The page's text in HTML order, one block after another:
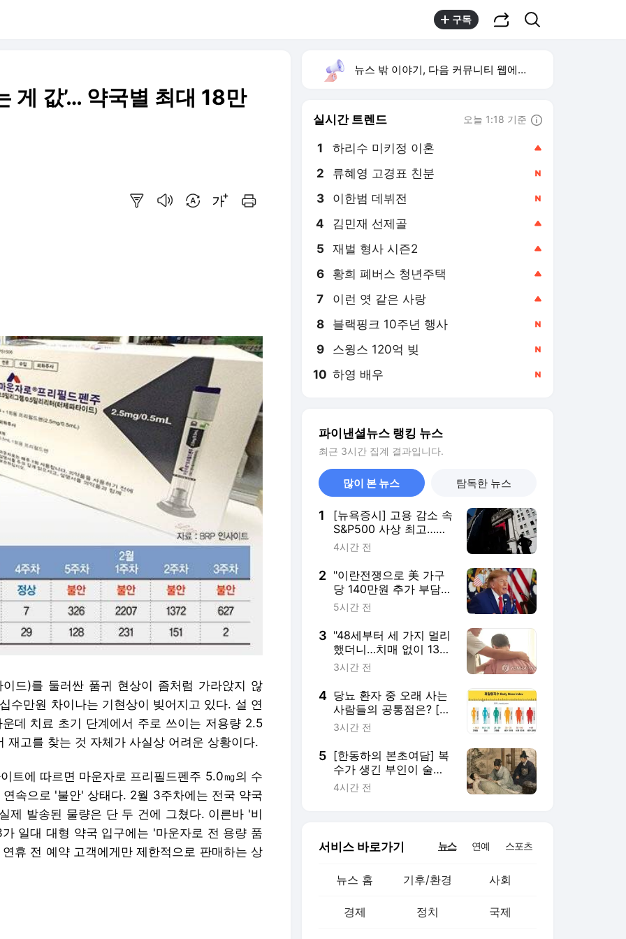
구독
게 값’… 약국별 최대 18만
드)를 둘러싼 품귀 현상이 좀처럼 가라앉지 않
수만원 차이나는 기현상이 빚어지고 있다. 설 연
데 치료 초기 단계에서 주로 쓰이는 저용량 2.5
재고를 찾는 것 자체가 사실상 어려운 상황이다.
트에 따르면 마운자로 프리필드펜주 5.0㎎의 수
속으로 '불안' 상태다. 2월 3주차에는 전국 약국
제 발송된 물량은 단 두 건에 그쳤다. 이른바 '비
일대 대형 약국 입구에는 '마운자로 전 용량 품
휴 전 예약 고객에게만 제한적으로 판매하는 상
뉴스 밖 이야기, 다음 커뮤니티 웹에서 보기
실시간 트렌드 오늘 1:18 기준
1 하리수 미키정 이혼
2 류혜영 고경표 친분
3 이한범 데뷔전
4 김민재 선제골
5 재벌 형사 시즌2
6 황희 폐버스 청년주택
7 이런 엿 같은 사랑
8 블랙핑크 10주년 행사
9 스윙스 120억 빚
10 하영 배우
파이낸셜뉴스 랭킹 뉴스
최근 3시간 집계 결과입니다.
많이 본 뉴스 탐독한 뉴스
1
[뉴욕증시] 고용 감소 속
S&P500 사상 최고…스
페이스X, 16% 폭등
4시간 전
2 "이란전쟁으로 美 가구
당 140만원 추가 부담"
WP...장기 비용 1조달러
5시간 전
3 "48세부터 세 가지 멀리
했더니…치매 없이 13년
더 살았다" [헬스톡]
3시간 전
4 당뇨 환자 중 오래 사는
사람들의 공통점은? [안
철우 교수의 호르몬 백
3시간 전
5 [한동하의 본초여담] 복
수가 생긴 부인이 술과
소금을 끊지 못해 죽었
4시간 전
서비스 바로가기 뉴스 연예 스포츠
뉴스 홈 기후/환경 사회
경제 정치 국제